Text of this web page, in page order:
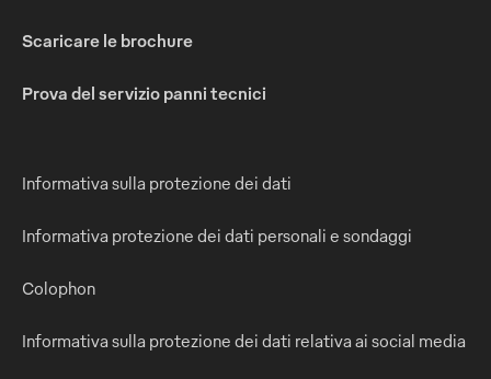
Scaricare le brochure
Prova del servizio panni tecnici
Informativa sulla protezione dei dati
Informativa protezione dei dati personali e sondaggi
Colophon
Informativa sulla protezione dei dati relativa ai social media